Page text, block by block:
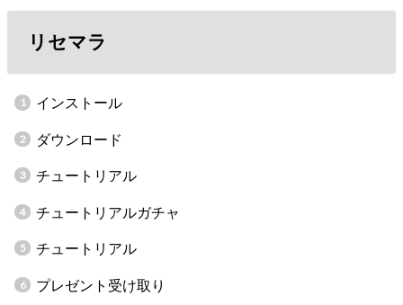
リセマラ
インストール
ダウンロード
チュートリアル
チュートリアルガチャ
チュートリアル
プレゼント受け取り